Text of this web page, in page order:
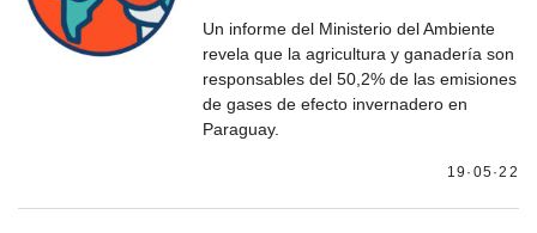
Un informe del Ministerio del Ambiente
revela que la agricultura y ganadería son
responsables del 50,2% de las emisiones
de gases de efecto invernadero en
Paraguay.
19·05·22